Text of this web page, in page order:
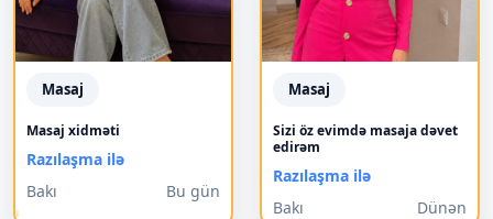
Masaj
Masaj xidməti
Razılaşma ilə
Bakı
Bu gün
Masaj
Sizi öz evimdə masaja dəvet
edirəm
Razılaşma ilə
Bakı
Dünən